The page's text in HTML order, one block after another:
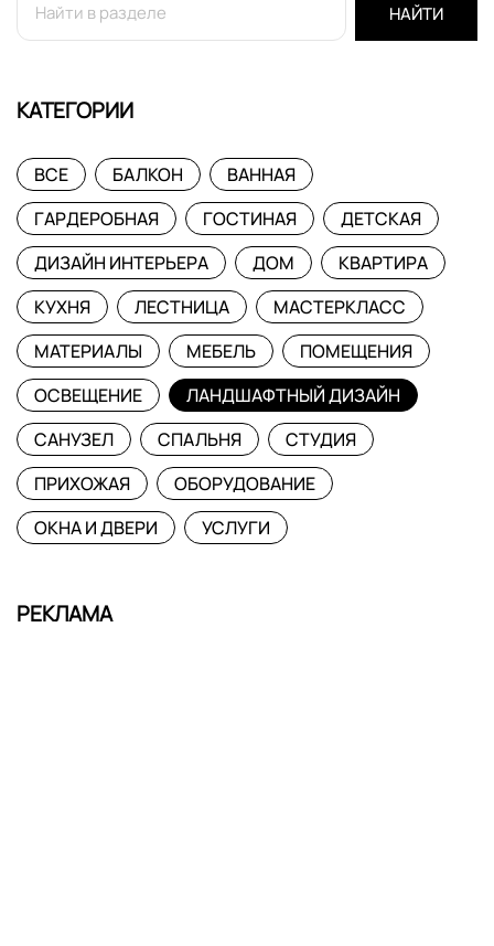
НАЙТИ
КАТЕГОРИИ
ВСЕ БАЛКОН
ВАННАЯ
ГАРДЕРОБНАЯ
ГОСТИНАЯ
ДЕТСКАЯ
ДИЗАЙН ИНТЕРЬЕРА
ДОМ
КВАРТИРА
КУХНЯ
ЛЕСТНИЦА
МАСТЕРКЛАСС
МАТЕРИАЛЫ
МЕБЕЛЬ
ПОМЕЩЕНИЯ
ОСВЕЩЕНИЕ
ЛАНДШАФТНЫЙ ДИЗАЙН
САНУЗЕЛ
СПАЛЬНЯ
СТУДИЯ
ПРИХОЖАЯ
ОБОРУДОВАНИЕ
ОКНА И ДВЕРИ
УСЛУГИ
РЕКЛАМА